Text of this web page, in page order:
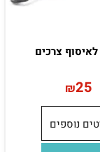
צרכים
₪25
נוספים